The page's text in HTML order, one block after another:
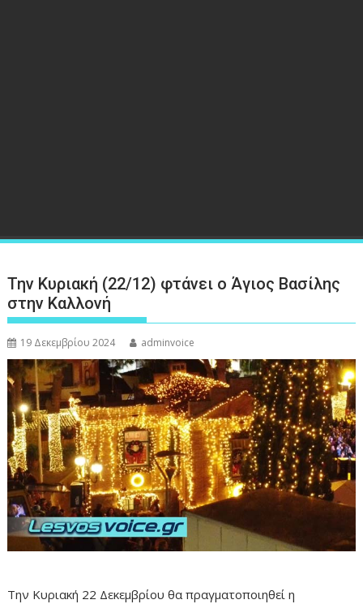
Την Κυριακή (22/12) φτάνει ο Άγιος Βασίλης
στην Καλλονή
19 Δεκεμβρίου 2024 adminvoice
Την Κυριακή 22 Δεκεμβρίου θα πραγματοποιηθεί η